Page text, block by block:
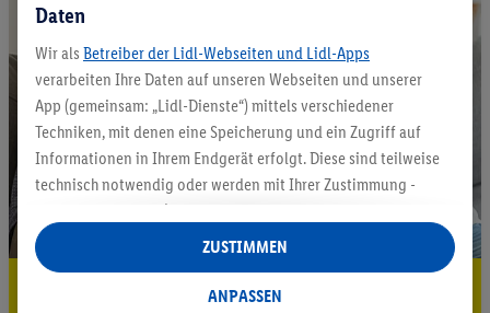
5.95 € Versand sparen³²ᵃ
Daten
Wir als Betreiber der Lidl-Webseiten und Lidl-Apps
verarbeiten Ihre Daten auf unseren Webseiten und unserer
App (gemeinsam: „Lidl-Dienste“) mittels verschiedener
Techniken, mit denen eine Speicherung und ein Zugriff auf
Informationen in Ihrem Endgerät erfolgt. Diese sind teilweise
technisch notwendig oder werden mit Ihrer Zustimmung -
auch durch Partner (u.a.
Verantwortliche; im Zusammenhang mit dem IAB TCF
insgesamt
Statistik-Erstellung oder für personalisierte Werbung
ANPASSEN
ZUSTIMMEN